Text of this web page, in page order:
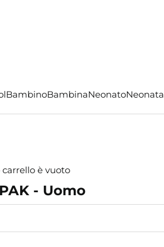
BambinoBambinaNeonatoNeonata
carrello è vuoto
- Uomo